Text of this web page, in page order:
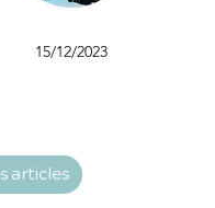
15/12/2023
articles